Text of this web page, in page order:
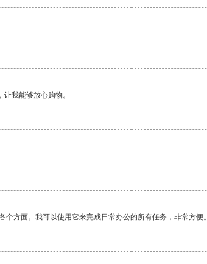
我能够放心购物。
方面。我可以使用它来完成日常办公的所有任务，非常方便。